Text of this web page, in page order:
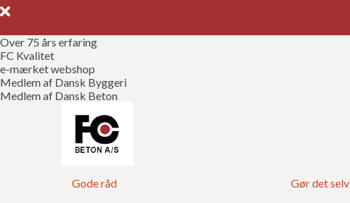
Over 75 års erfaring
FC Kvalitet
e-mærket webshop
Medlem af Dansk Byggeri
Medlem af Dansk Beton
Gode råd Gør det selv
Betonfliser 50x50